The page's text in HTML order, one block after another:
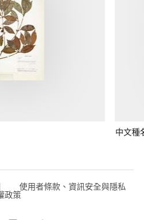
中文種
使用者條款、資訊安全與隱私
政策